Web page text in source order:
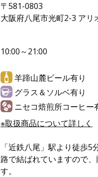
〒581-0803
大阪府八尾市光町2-3 アリ
10:00～21:00
羊蹄山麓ビール有り
グラス＆ソルベ有り
ニセコ焙煎所コーヒー
※取扱商品について詳しく
「近鉄八尾」駅より徒歩
路で結ばれていますので
す。